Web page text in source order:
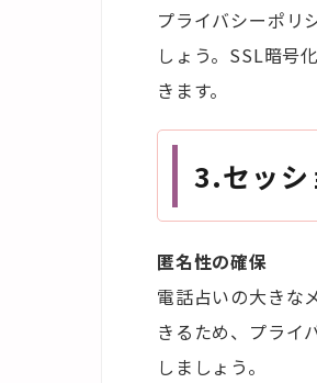
プライバシーポリ
しょう。SSL暗号
きます。
3.セッ
匿名性の確保
電話占いの大きな
きるため、プライ
しましょう。